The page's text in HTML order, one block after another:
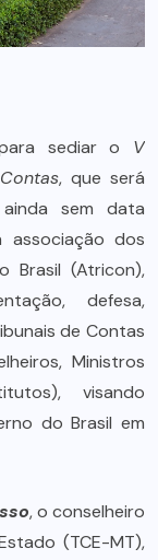
sediar o V
, que será
sem data
associação dos
Brasil (Atricon),
defesa,
de Contas
Ministros
visando
do Brasil em
, o conselheiro
(TCE-MT),